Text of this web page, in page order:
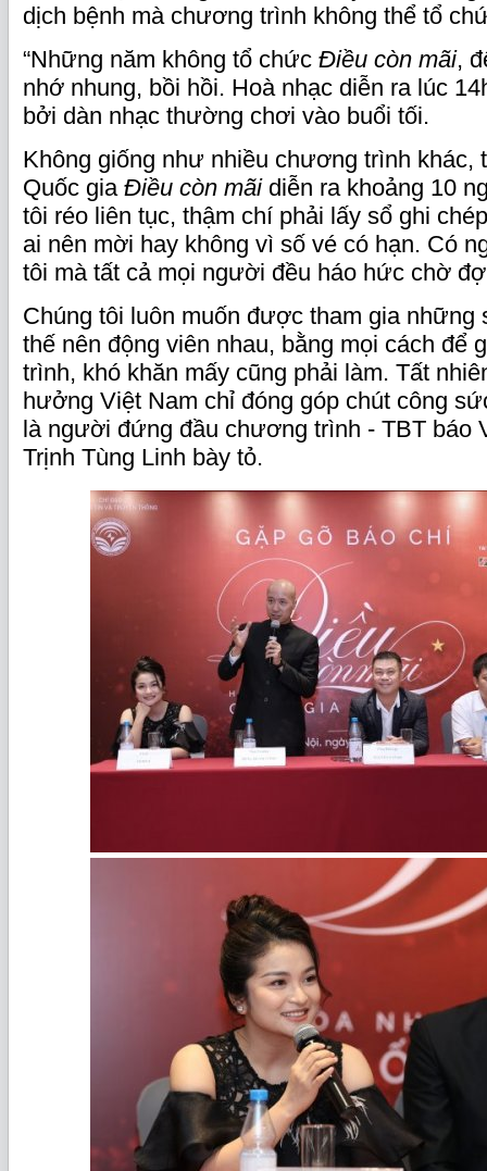
dịch bệnh mà chương trình không thể tổ
“Những năm không tổ chức Điều còn mãi,
nhớ nhung, bồi hồi. Hoà nhạc diễn ra lúc
bởi dàn nhạc thường chơi vào buổi tối.
Không giống như nhiều chương trình khác,
Quốc giaĐiều còn mãidiễn ra khoảng 10
tôi réo liên tục, thậm chí phải lấy sổ ghi
ai nên mời hay không vì số vé có hạn. Có
tôi mà tất cả mọi người đều háo hức chờ
Chúng tôi luôn muốn được tham gia
thế nên động viên nhau, bằng mọi cách để
trình, khó khăn mấy cũng phải làm. Tất
hưởng Việt Nam chỉ đóng góp chút công
là người đứng đầu chương trình - TBT báo
Trịnh Tùng Linh bày tỏ.